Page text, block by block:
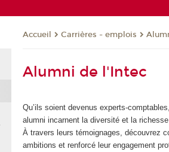
Accueil Carrières - emplois
Alumni de l'Intec
Qu’ils soient devenus experts-
alumni incarnent la diversité et la
À travers leurs témoignages, découvrez
ambitions et renforcé leur engagement